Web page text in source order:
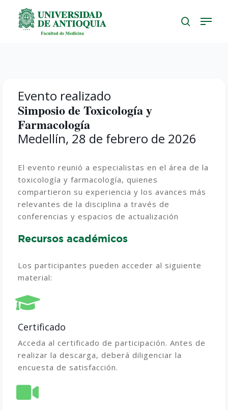
Evento realizado
Simposio de Toxicología y
Farmacología
Medellín, 28 de febrero de 2026
El evento reunió a especialistas en el área de la
toxicología y farmacología, quienes
compartieron su experiencia y los avances más
relevantes de la disciplina a través de
conferencias y espacios de actualización
Recursos académicos
Los participantes pueden acceder al siguiente
material:
Certificado
Acceda al certificado de participación. Antes de
realizar la descarga, deberá diligenciar la
encuesta de satisfacción.